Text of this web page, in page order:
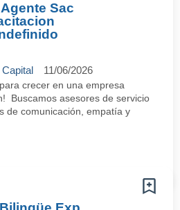
Sac
11/06/2026
crecer en una empresa
Buscamos asesores de servicio
de comunicación, empatía y